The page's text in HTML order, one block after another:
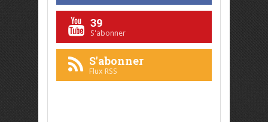
39
S'abonner
S'abonner
Flux RSS